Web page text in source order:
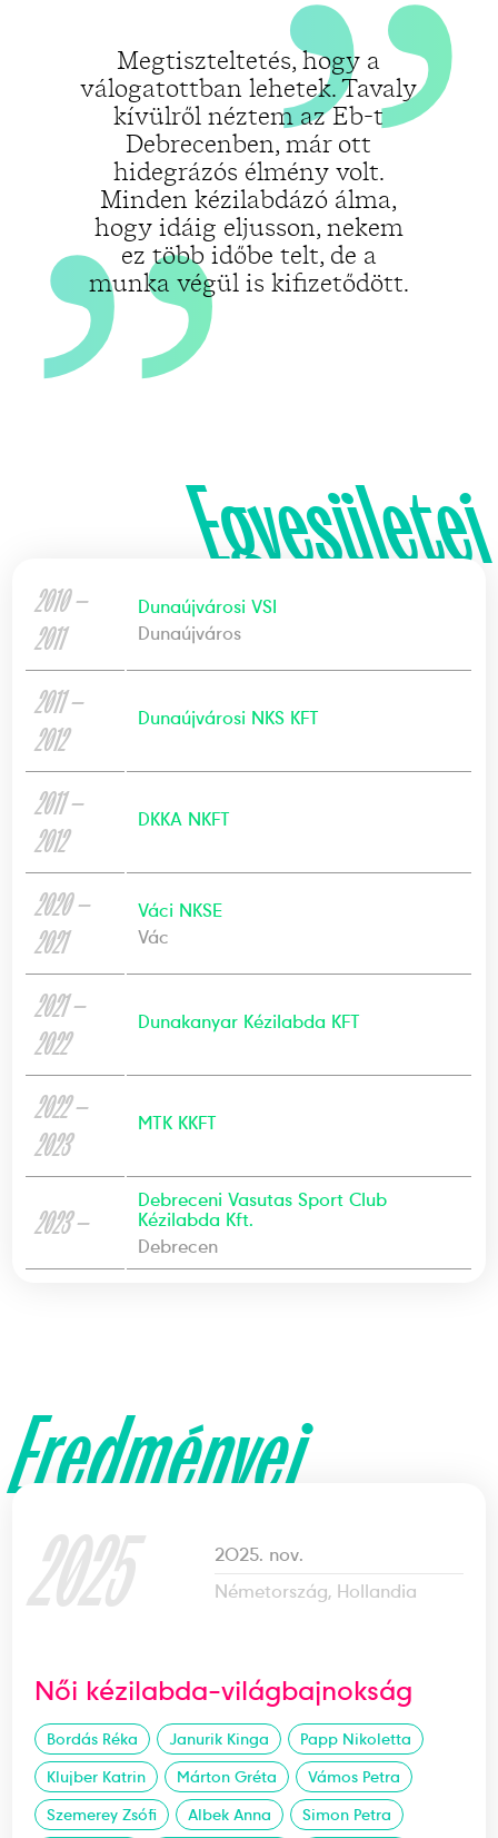
Megtiszteltetés, hogy a
válogatottban lehetek. Tavaly
kívülről néztem az Eb-t
Debrecenben, már ott
hidegrázós élmény volt.
Minden kézilabdázó álma,
hogy idáig eljusson, nekem
ez több időbe telt, de a
munka végül is kifizetődött.
„
Egyesületei
2010 —
2011
Dunaújvárosi VSI
Dunaújváros
2011 —
2012
Dunaújvárosi NKS KFT
2011 —
2012
DKKA NKFT
2020 —
2021
Váci NKSE
Vác
2021 —
2022
Dunakanyar Kézilabda KFT
2022 —
2023
MTK KKFT
2023 —
Debreceni Vasutas Sport Club
Kézilabda Kft.
Debrecen
Eredményei
2025
2025. nov.
Németország, Hollandia
Női kézilabda-világbajnokság
Bordás Réka Janurik Kinga
Papp Nikoletta
Klujber Katrin
Márton Gréta
Vámos Petra
Szemerey Zsófi
Albek Anna
Simon Petra